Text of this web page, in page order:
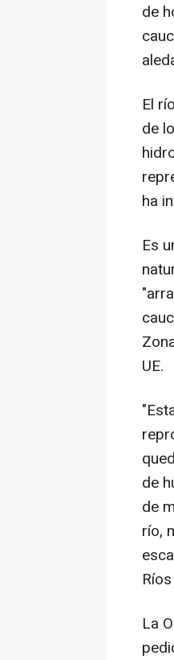
de
El
de
ha
Es
UE.
de
de
río,
La